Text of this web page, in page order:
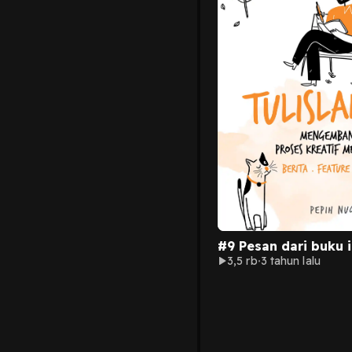
#9 Pesan dari buku
3,5 rb 3 tahun lalu